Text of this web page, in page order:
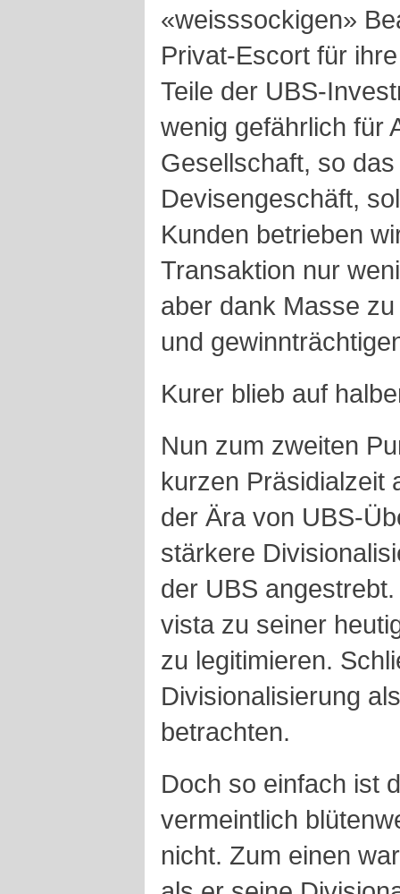
«weisssockigen»
Privat-Escort für
Teile der UBS-
wenig gefährlich für
Gesellschaft, so
Devisengeschäft,
Kunden betrieben
Transaktion nur
aber dank Masse
und
Kurer blieb auf
Nun zum zweiten
kurzen Präsidialzeit
der Ära von UBS-
stärkere
der UBS
vista zu seiner
zu legitimieren.
Divisionalisierung
betrachten.
Doch so einfach ist
vermeintlich
nicht. Zum einen